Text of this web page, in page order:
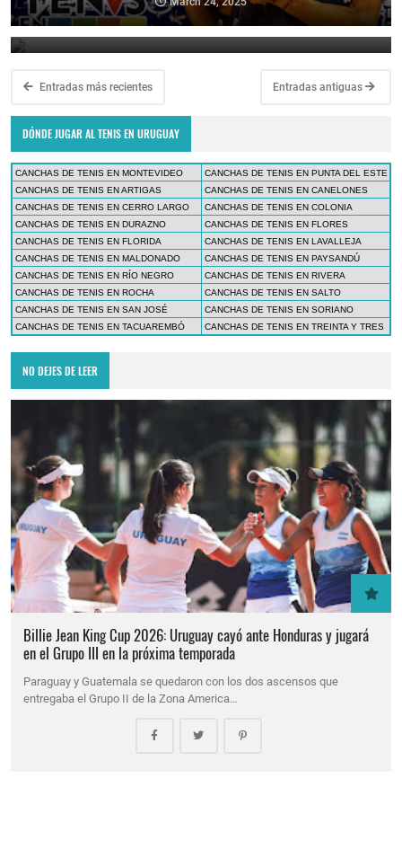
en el ATP Challenger de Asunción
March 23, 2025
Entradas más recientes Entradas antiguas
DÓNDE JUGAR AL TENIS EN URUGUAY
CANCHAS DE TENIS EN MONTEVIDEO
CANCHAS DE TENIS EN PUNTA DEL ESTE
CANCHAS DE TENIS EN ARTIGAS
CANCHAS DE TENIS EN CANELONES
CANCHAS DE TENIS EN CERRO LARGO
CANCHAS DE TENIS EN COLONIA
CANCHAS DE TENIS EN DURAZNO
CANCHAS DE TENIS EN FLORES
CANCHAS DE TENIS EN FLORIDA
CANCHAS DE TENIS EN LAVALLEJA
CANCHAS DE TENIS EN MALDONADO
CANCHAS DE TENIS EN PAYSANDÚ
CANCHAS DE TENIS EN RÍO NEGRO
CANCHAS DE TENIS EN RIVERA
CANCHAS DE TENIS EN ROCHA
CANCHAS DE TENIS EN SALTO
CANCHAS DE TENIS EN SAN JOSÉ
CANCHAS DE TENIS EN SORIANO
CANCHAS DE TENIS EN TACUAREMBÓ
CANCHAS DE TENIS EN TREINTA Y TRES
NO DEJES DE LEER
Billie Jean King Cup 2026: Uruguay cayó ante Honduras y jugará
en el Grupo III en la próxima temporada
Paraguay y Guatemala se quedaron con los dos ascensos que
entregaba el Grupo II de la Zona America…